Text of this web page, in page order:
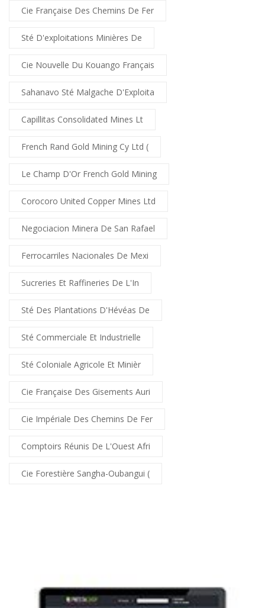
Cie Française Des Chemins De Fer
Sté D'exploitations Minières De
Cie Nouvelle Du Kouango Français
Sahanavo Sté Malgache D'Exploita
Capillitas Consolidated Mines Lt
French Rand Gold Mining Cy Ltd (
Le Champ D'Or French Gold Mining
Corocoro United Copper Mines Ltd
Negociacion Minera De San Rafael
Ferrocarriles Nacionales De Mexi
Sucreries Et Raffineries De L'In
Sté Des Plantations D'Hévéas De
Sté Commerciale Et Industrielle
Sté Coloniale Agricole Et Minièr
Cie Française Des Gisements Auri
Cie Impériale Des Chemins De Fer
Comptoirs Réunis De L'Ouest Afri
Cie Forestière Sangha-Oubangui (